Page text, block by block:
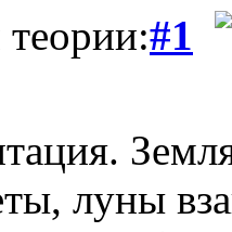
#1
луны